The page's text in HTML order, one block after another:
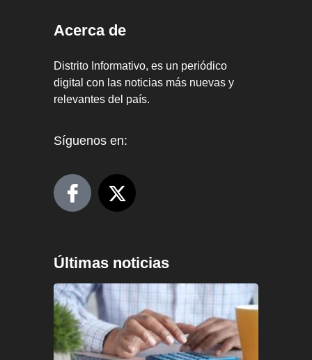
Acerca de
Distrito Informativo, es un periódico
digital con las noticias más nuevas y
relevantes del país.
Síguenos en:
Últimas noticias